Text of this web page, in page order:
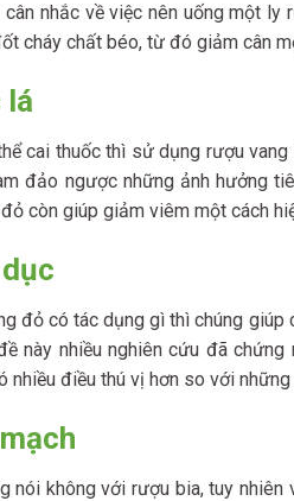
nhắc về việc nên uống một
cháy chất béo, từ đó giảm cân
lá
cai thuốc thì sử dụng rượu
đảo ngược những ảnh hưởng
còn giúp giảm viêm một cách
đỏ có tác dụng gì thì chúng
này nhiều nghiên cứu đã
điều thú vị hơn so với
nói không với rượu bia, tuy